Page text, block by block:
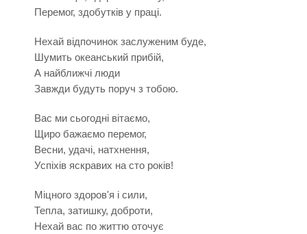
Перемог, здобутків у праці.
Нехай відпочинок заслуженим буде,
Шумить океанський прибій,
А найближчі люди
Завжди будуть поруч з тобою.
Вас ми сьогодні вітаємо,
Щиро бажаємо перемог,
Весни, удачі, натхнення,
Успіхів яскравих на сто років!
Міцного здоров'я і сили,
Тепла, затишку, доброти,
Нехай вас по життю оточує